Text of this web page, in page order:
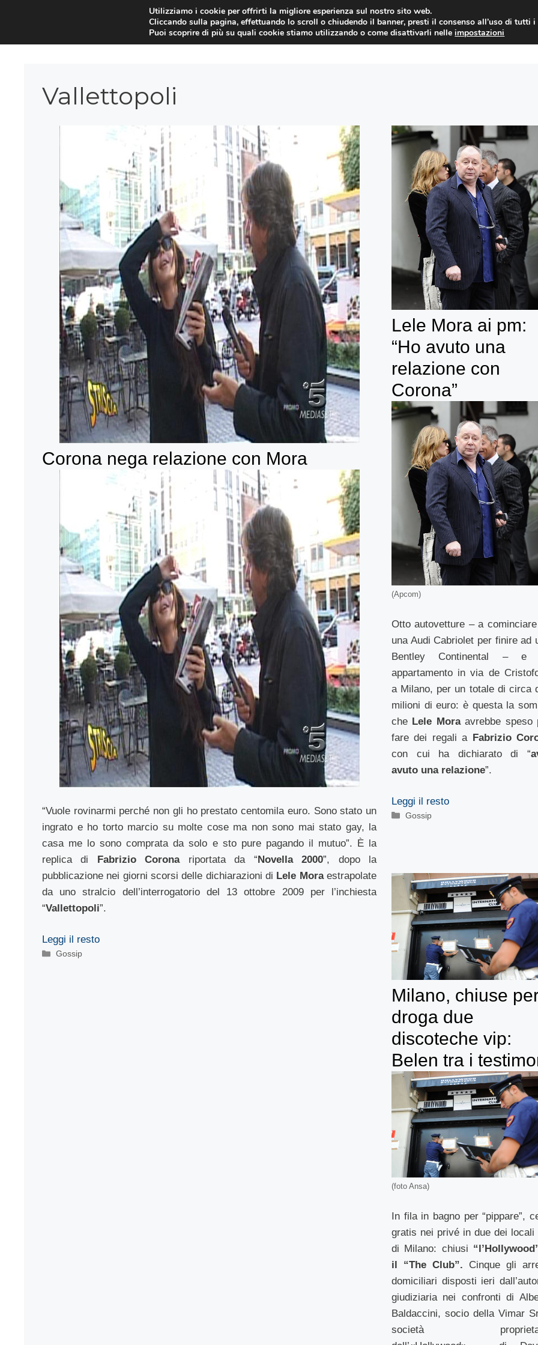
YUAN COIN GOSSIP NEWS DAL
Vallettopoli
Corona nega relazione con Mora
“Vuole rovinarmi perché non gli ho prestato centomila euro. Sono stato un
ingrato e ho torto marcio su molte cose ma non sono mai stato gay, la
casa me lo sono comprata da solo e sto pure pagando il mutuo”. È la
replica di Fabrizio Corona riportata da “Novella 2000”, dopo la
pubblicazione nei giorni scorsi delle dichiarazioni di Lele Moraestrapolate
da uno stralcio dell’interrogatorio del 13 ottobre 2009 per l’inchiesta
“Vallettopoli”.
Leggi il resto
Categorie
Gossip
Lele Mora ai pm:
“Ho avuto una
relazione con
Corona”
(Apcom)
Otto autovetture – a
una Audi Cabriolet per finire ad
Bentley Continental – e
appartamento in via de
a Milano, per un totale di circa
milioni di euro: è questa la
che Lele Moraavrebbe speso
fare dei regali a Fabrizio
con cui ha dichiarato di “
avuto una relazione”.
Leggi il resto
Categorie
Gossip
Milano, chiuse
droga due
discoteche vip:
Belen tra i
(foto Ansa)
In fila in bagno per “pippare”,
gratis nei privé in due dei locali
di Milano: chiusi
il “The Club”. Cinque gli
domiciliari disposti ieri
giudiziaria nei confronti di
Baldaccini, socio della Vimar
società
Utilizziamo i cookie per offrirti la migliore esperienza sul nostro sito web.
Cliccando sulla pagina, effettuando lo scroll o chiudendo il banner, presti il consenso all’uso di tutti
Puoi scoprire di più su quali cookie stiamo utilizzando o come disattivarli nelleimpostazioni